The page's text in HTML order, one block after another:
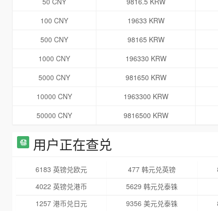
100 CNY
19633 KRW
500 CNY
98165 KRW
1000 CNY
196330 KRW
5000 CNY
981650 KRW
10000 CNY
1963300 KRW
50000 CNY
9816500 KRW
用户正在查兑
6183 英镑兑欧元 477 韩元兑英镑
4022 英镑兑港币
5629 韩元兑泰铢
1257 港币兑日元
9356 美元兑泰铢